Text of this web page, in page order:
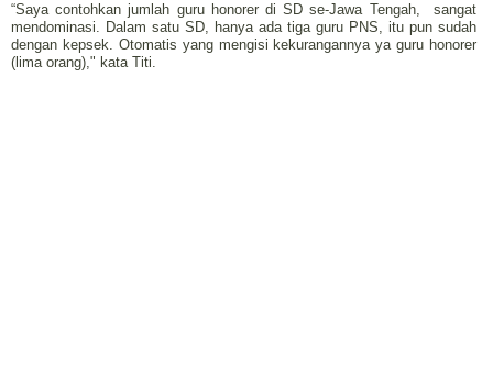
“Saya contohkan jumlah guru honorer di SD se-Jawa Tengah, sangat
me‎ndominasi. Dalam satu SD, hanya ada tiga guru PNS, itu pun sudah
dengan kepsek. Otomatis yang mengisi kekurangannya ya guru honorer
(lima orang)," kata Titi.